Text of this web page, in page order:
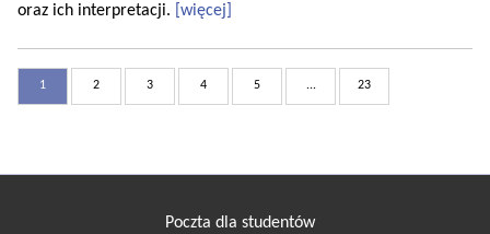
oraz ich interpretacji.
[więcej]
1 2 3 4 5 ... 23
Poczta dla studentów